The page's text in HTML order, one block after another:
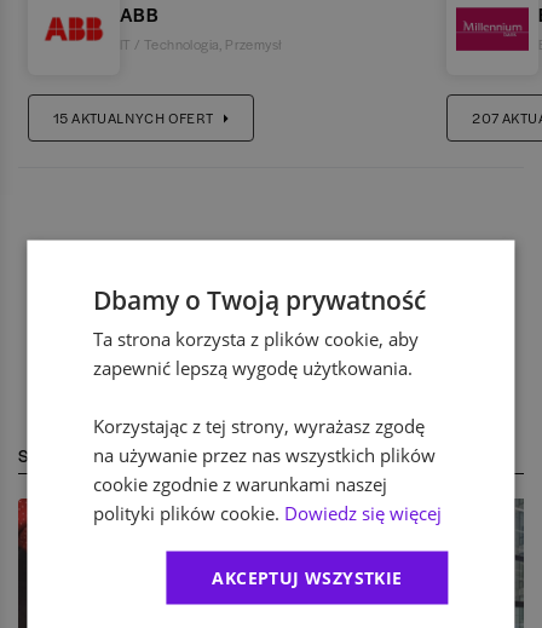
ABB
IT / Technologia Przemysł
15AKTUALNYCH OFERT 207
STREFA EKSPERTA
Dbamy o Twoją prywatność
Ta strona korzysta z plików cookie, aby
zapewnić lepszą wygodę użytkowania.
Korzystając z tej strony, wyrażasz zgodę
na używanie przez nas wszystkich plików
cookie zgodnie z warunkami naszej
polityki plików cookie. Dowiedz się więcej
AKCEPTUJ WSZYSTKIE